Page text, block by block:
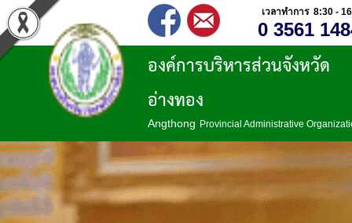
เวลาทำการ 8:30 -
0 3561
องค์การบริหารส่วนจังหวัด
อ่างทอง
Angthong Provincial Administrative